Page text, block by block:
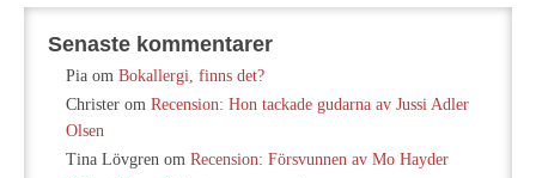
Senaste kommentarer
Pia om Bokallergi, finns det?
Christer om Recension: Hon tackade gudarna av Jussi Adler
Olsen
Tina Lövgren om Recension: Försvunnen av Mo Hayder